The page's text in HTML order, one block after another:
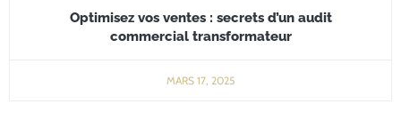
Optimisez vos ventes : secrets d’un audit
commercial transformateur
MARS 17, 2025